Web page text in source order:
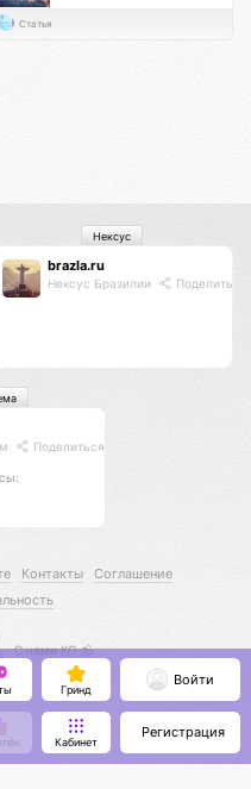
Статья
brazla.ru
Нексус Бразилии Поделиться
Нексус
Поделиться
Контакты
Соглашение
С нами КО 🕉️
Гринд
Кабинет
Войти
Регистрация